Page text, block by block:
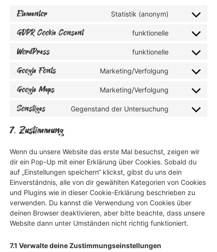
Elementor Statistik (anonym)
GDPR Cookie Consent funktionelle
WordPress funktionelle
Google Fonts Marketing/Verfolgung
Google Maps Marketing/Verfolgung
Sonstiges Gegenstand der Untersuchung
7. Zustimmung
Wenn du unsere Website das erste Mal besuchst, zeigen wir
dir ein Pop-Up mit einer Erklärung über Cookies. Sobald du
auf „Einstellungen speichern“ klickst, gibst du uns dein
Einverständnis, alle von dir gewählten Kategorien von Cookies
und Plugins wie in dieser Cookie-Erklärung beschrieben zu
verwenden. Du kannst die Verwendung von Cookies über
deinen Browser deaktivieren, aber bitte beachte, dass unsere
Website dann unter Umständen nicht richtig funktioniert.
7.1 Verwalte deine Zustimmungseinstellungen